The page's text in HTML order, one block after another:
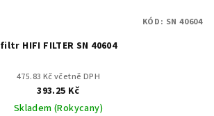
filtr HIFI FILTER SN 40604
475.83 Kč včetně DPH
393.25 Kč
Skladem (Rokycany)
KÓD: SN 40604